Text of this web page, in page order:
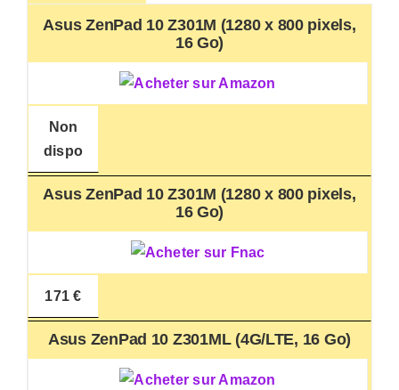
Asus ZenPad 10 Z301M (1280 x 800 pixels,
16 Go)
Non
dispo
Asus ZenPad 10 Z301M (1280 x 800 pixels,
16 Go)
171 €
Asus ZenPad 10 Z301ML (4G/LTE, 16 Go)